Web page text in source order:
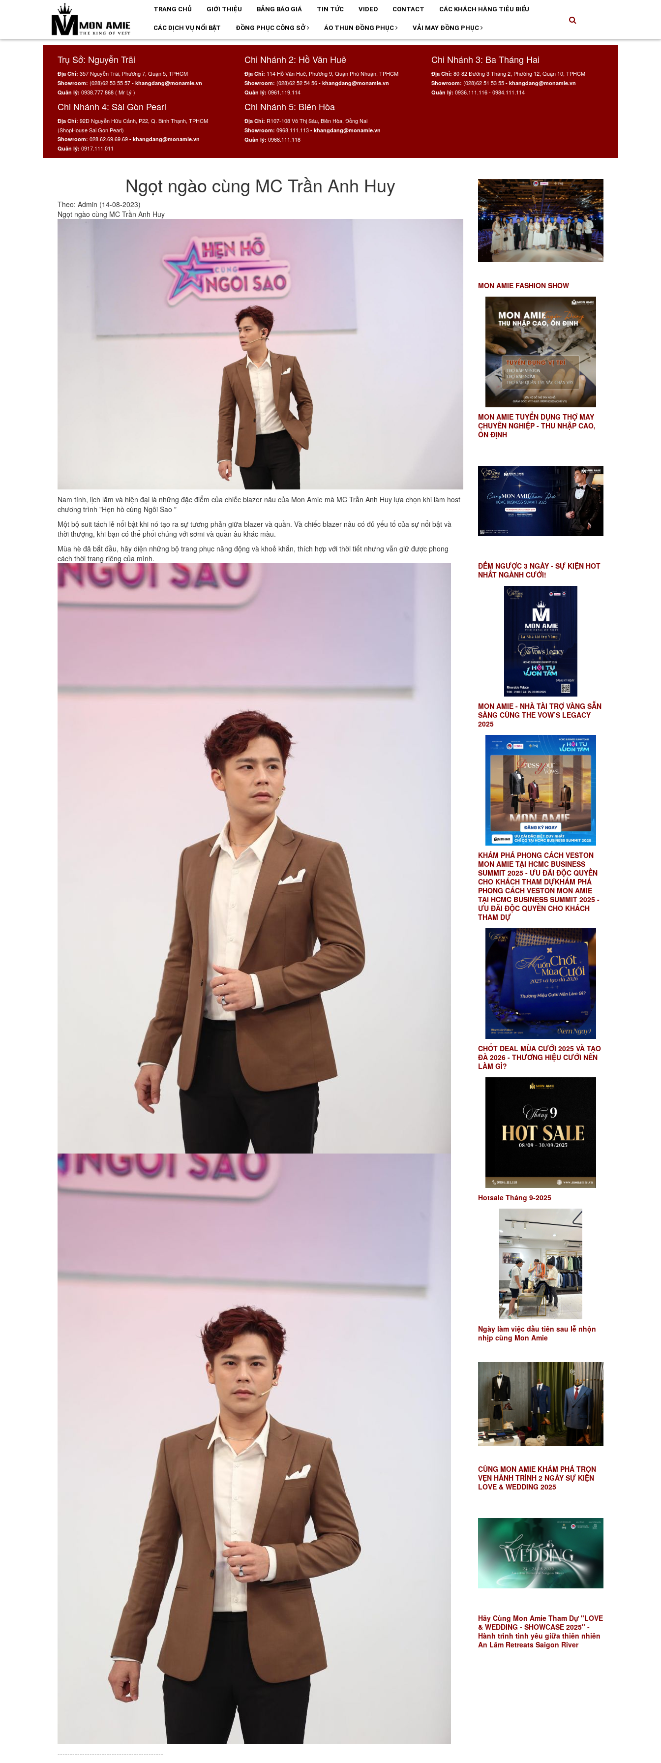
TRANG CHỦ GIỚI THIỆU BẢNG BÁO GIÁ TIN TỨC VIDEO CONTACT CÁC KHÁCH HÀNG TIÊU BIỂU
CÁC DỊCH VỤ NỔI BẬT ĐỒNG PHỤC CÔNG SỞ ÁO THUN ĐỒNG PHỤC VẢI MAY ĐỒNG PHỤC
Trụ Sở: Nguyễn Trãi
Địa Chỉ: 357 Nguyễn Trãi, Phường 7, Quận 5, TPHCM
Showroom: (028)62 53 55 57 - khangdang@monamie.vn
Quản lý: 0938.777.868 ( Mr Lý )
Chi Nhánh 2: Hồ Văn Huê
Địa Chỉ: 114 Hồ Văn Huê, Phường 9, Quận Phú Nhuận, TPHCM
Showroom: (028)62 52 54 56 - khangdang@monamie.vn
Quản lý: 0961.119.114
Chi Nhánh 3: Ba Tháng Hai
Địa Chỉ: 80-82 Đường 3 Tháng 2, Phường 12, Quận 10, TPHCM
Showroom: (028)62 51 53 55 - khangdang@monamie.vn
Quản lý: 0936.111.116 - 0984.111.114
Chi Nhánh 4: Sài Gòn Pearl
Địa Chỉ: 92D Nguyễn Hữu Cảnh, P22, Q. Bình Thạnh, TPHCM
(ShopHouse Sai Gon Pearl)
Showroom: 028.62.69.69.69 - khangdang@monamie.vn
Quản lý: 0917.111.011
Chi Nhánh 5: Biên Hòa
Địa Chỉ: R107-108 Võ Thị Sáu, Biên Hòa, Đồng Nai
Showroom: 0968.111.113 - khangdang@monamie.vn
Quản lý: 0968.111.118
Ngọt ngào cùng MC Trần Anh Huy
Theo: Admin (14-08-2023)
Ngọt ngào cùng MC Trần Anh Huy
Nam tính, lịch lãm và hiện đại là những đặc điểm của chiếc blazer nâu của Mon Amie mà MC Trần Anh Huy lựa chọn khi làm host
chương trình "Hẹn hò cùng Ngôi Sao "
Một bộ suit tách lẻ nổi bật khi nó tạo ra sự tương phản giữa blazer và quần. Và chiếc blazer nâu có đủ yếu tố của sự nổi bật và
thời thượng, khi bạn có thể phối chúng với sơmi và quần âu khác màu.
Mùa hè đã bắt đầu, hãy diện những bộ trang phục năng động và khoẻ khắn, thích hợp với thời tiết nhưng vẫn giữ được phong
cách thời trang riêng của mình.
-------------------------------------------
MON AMIE FASHION SHOW
MON AMIE TUYỂN DỤNG THỢ MAY
CHUYÊN NGHIỆP - THU NHẬP CAO,
ỔN ĐỊNH
ĐẾM NGƯỢC 3 NGÀY - SỰ KIỆN HOT
NHẤT NGÀNH CƯỚI!
MON AMIE - NHÀ TÀI TRỢ VÀNG SẴN
SÀNG CÙNG THE VOW’S LEGACY
2025
KHÁM PHÁ PHONG CÁCH VESTON
MON AMIE TẠI HCMC BUSINESS
SUMMIT 2025 - ƯU ĐÃI ĐỘC QUYỀN
CHO KHÁCH THAM DỰKHÁM PHÁ
PHONG CÁCH VESTON MON AMIE
TẠI HCMC BUSINESS SUMMIT 2025 -
ƯU ĐÃI ĐỘC QUYỀN CHO KHÁCH
THAM DỰ
CHỐT DEAL MÙA CƯỚI 2025 VÀ TẠO
ĐÀ 2026 - THƯƠNG HIỆU CƯỚI NÊN
LÀM GÌ?
Hotsale Tháng 9-2025
Ngày làm việc đầu tiên sau lễ nhộn
nhịp cùng Mon Amie
CÙNG MON AMIE KHÁM PHÁ TRỌN
VẸN HÀNH TRÌNH 2 NGÀY SỰ KIỆN
LOVE & WEDDING 2025
Hãy Cùng Mon Amie Tham Dự "LOVE
& WEDDING - SHOWCASE 2025" -
Hành trình tình yêu giữa thiên nhiên
An Lâm Retreats Saigon River